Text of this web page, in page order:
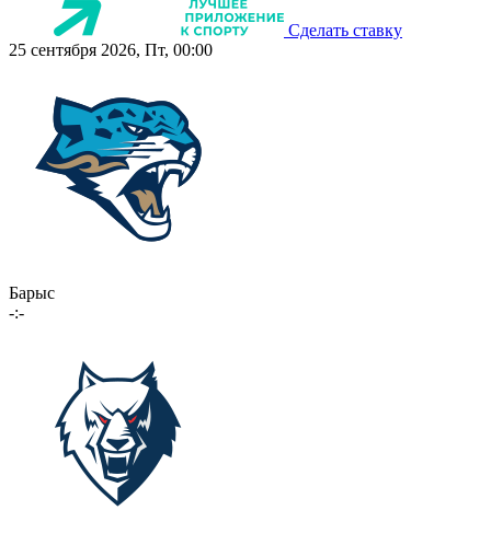
Сделать ставку
25 сентября 2026, Пт, 00:00
Барыс
-:-